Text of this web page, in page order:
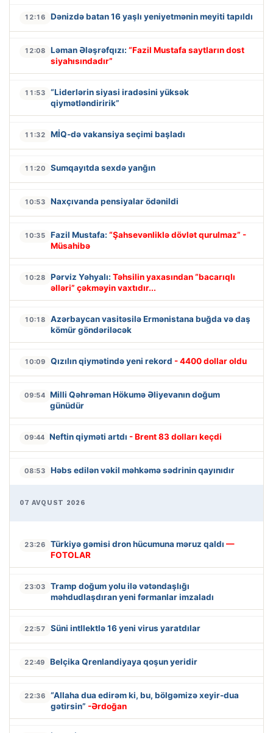
12:16 Dənizdə batan 16 yaşlı yeniyetmənin meyiti tapıldı
12:08 Ləman Ələşrəfqızı: “Fazil Mustafa saytların dost
siyahısındadır”
11:53
“Liderlərin siyasi iradəsini yüksək
qiymətləndiririk”
11:32 MİQ-də vakansiya seçimi başladı
11:20 Sumqayıtda sexdə yanğın
10:53 Naxçıvanda pensiyalar ödənildi
10:35 Fazil Mustafa: “Şahsevənliklə dövlət qurulmaz” -
Müsahibə
10:28 Pərviz Yəhyalı: Təhsilin yaxasından “bacarıqlı
əlləri” çəkməyin vaxtıdır...
10:18
Azərbaycan vasitəsilə Ermənistana buğda və daş
kömür göndəriləcək
10:09 Qızılın qiymətində yeni rekord - 4400 dollar oldu
09:54 Milli Qəhrəman Hökumə Əliyevanın doğum
günüdür
09:44 Neftin qiyməti artdı - Brent 83 dolları keçdi
08:53 Həbs edilən vəkil məhkəmə sədrinin qayınıdır
07 AVQUST 2026
23:26 Türkiyə gəmisi dron hücumuna məruz qaldı —
FOTOLAR
23:03
Tramp doğum yolu ilə vətəndaşlığı
məhdudlaşdıran yeni fərmanlar imzaladı
22:57 Süni intllektlə 16 yeni virus yaratdılar
22:49 Belçika Qrenlandiyaya qoşun yeridir
22:36
“Allaha dua edirəm ki, bu, bölgəmizə xeyir-dua
gətirsin” -Ərdoğan